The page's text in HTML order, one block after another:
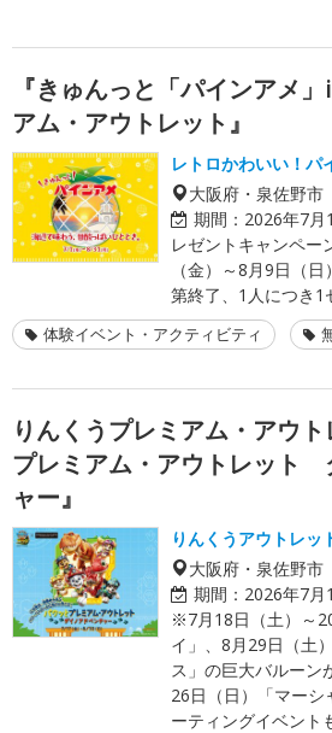
『きゅんっと「パインアメ
アム・アウトレット』
レトロかわいい！パ
大阪府・泉佐野市
期間： 2026年7
レゼントキャンペー
（金）～8月9日（
第終了、1人につき1
体験イベント・アクティビティ
りんくうプレミアム・アウ
プレミアム・アウトレット
ャー』
りんくうアウトレッ
大阪府・泉佐野市
期間： 2026年7月
※7月18日（土）～
イ」、8月29日（土
ス」の巨大バルーン
26日（日）「マーシ
ーティングイベント